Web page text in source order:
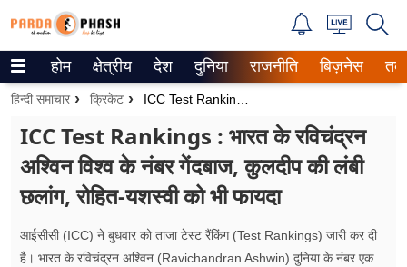
Trending on Google News
वेब स्टोरीज
उत्तर प्रदेश
गैलरी
होम क्षेत्रीय देश दुनिया राजनीति बिज़नेस
हिन्दी समाचार क्रिकेट
ICC Test Rankings : भारत के रविचंद्रन
अश्विन विश्व के नंबर गेंदबाज, कुलदीप की लंबी
छलांग, रोहित-यशस्वी को भी फायदा
आईसीसी (ICC) ने बुधवार को ताजा टेस्ट रैंकिंग (Test Rankings) जारी कर दी
है। भारत के रविचंद्रन अश्विन (Ravichandran Ashwin) दुनिया के नंबर एक